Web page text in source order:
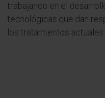
trabajando en el
tecnológicas que dan
los tratamientos actuales.